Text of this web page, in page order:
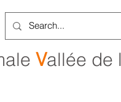
Vallée de